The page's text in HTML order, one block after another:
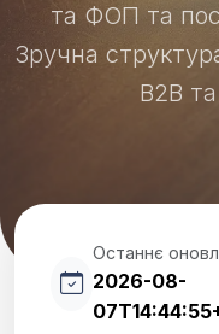
та ФОП та
Зручна
B2B
Останнє
2026-08-